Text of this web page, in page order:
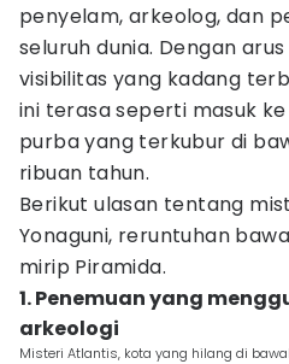
penyelam, arkeolog, dan
seluruh dunia. Dengan
visibilitas yang kadang
ini terasa seperti masuk
purba yang terkubur di
ribuan tahun.
Berikut ulasan tentang
Yonaguni, reruntuhan
mirip Piramida.
1. Penemuan yang
arkeologi
Misteri Atlantis, kota yang hilang di